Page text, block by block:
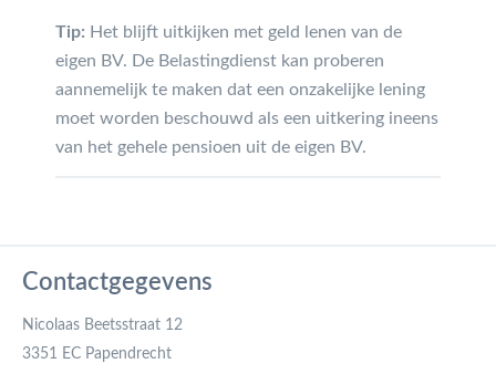
Tip: Het blijft uitkijken met geld lenen van de
eigen BV. De Belastingdienst kan proberen
aannemelijk te maken dat een onzakelijke lening
moet worden beschouwd als een uitkering ineens
van het gehele pensioen uit de eigen BV.
Contactgegevens
Nicolaas Beetsstraat 12
3351 EC Papendrecht